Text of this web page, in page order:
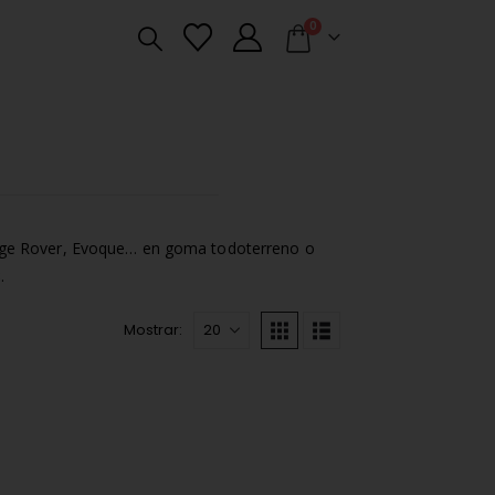
0
Rover, Evoque… en goma todoterreno o
Mostrar: